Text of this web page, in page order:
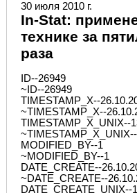
30 июля 2010 г.
In-Stat:
технике за
раза
ID--26949
~ID--26949
TIMESTAMP_X--
~TIMESTAMP_X--
TIMESTAMP_X_UNIX--
MODIFIED_BY--1
~MODIFIED_BY--1
DATE_CREATE--
~DATE_CREATE--
DATE_CREATE_UNIX--